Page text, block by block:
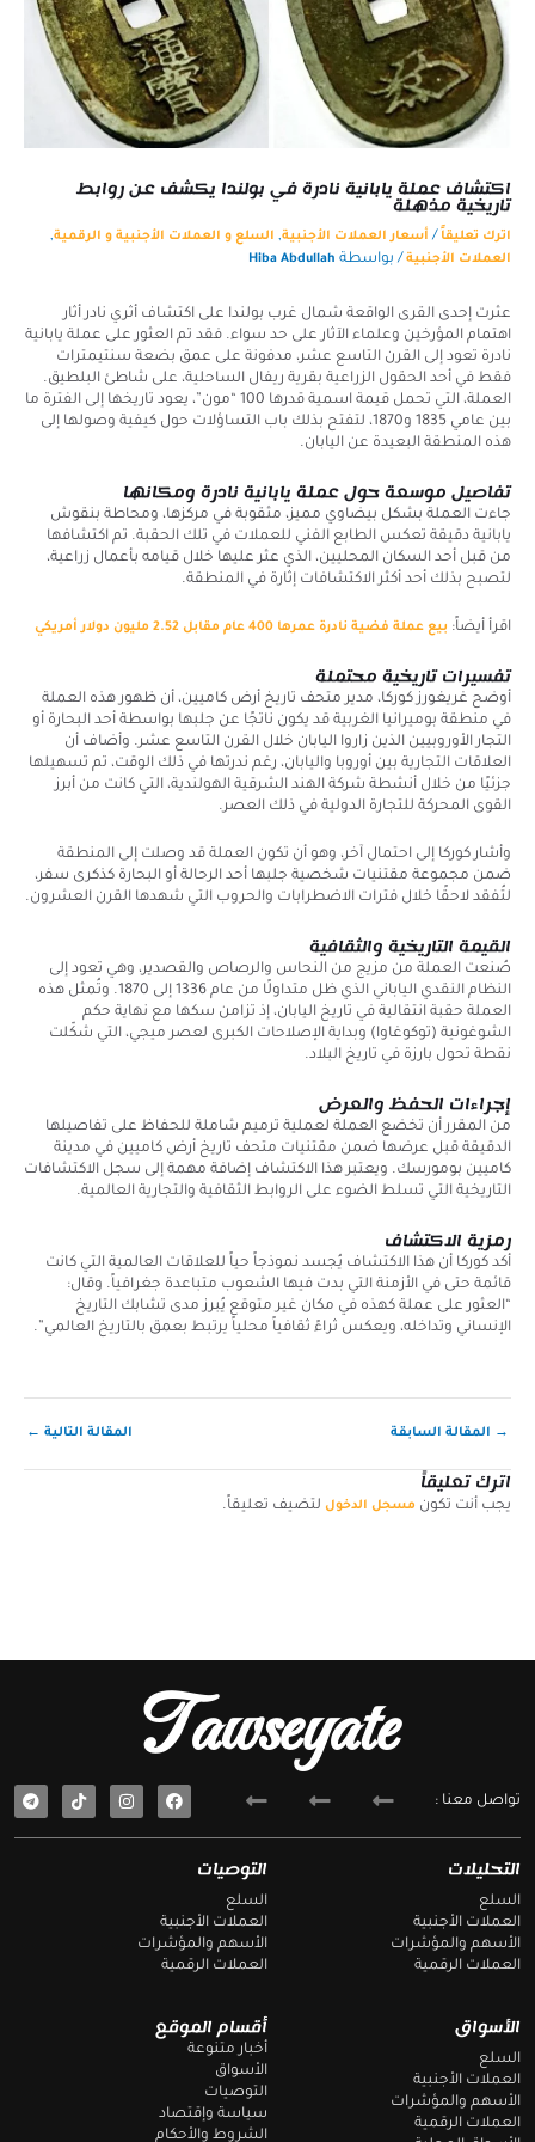
اكتشاف عملة يابانية نادرة في بولندا يكشف عن روابط
تاريخية مذهلة
اترك تعليقاً / أسعار العملات الأجنبية, السلع و العملات الأجنبية و الرقمية,
العملات الأجنبية / بواسطة Hiba Abdullah
عثرت إحدى القرى الواقعة شمال غرب بولندا على اكتشاف أثري نادر أثار
اهتمام المؤرخين وعلماء الآثار على حد سواء. فقد تم العثور على عملة يابانية
نادرة تعود إلى القرن التاسع عشر، مدفونة على عمق بضعة سنتيمترات
فقط في أحد الحقول الزراعية بقرية ريفال الساحلية، على شاطئ البلطيق.
العملة، التي تحمل قيمة اسمية قدرها 100 “مون”، يعود تاريخها إلى الفترة ما
بين عامي 1835 و1870، لتفتح بذلك باب التساؤلات حول كيفية وصولها إلى
هذه المنطقة البعيدة عن اليابان.
تفاصيل موسعة حول عملة يابانية نادرة ومكانها
جاءت العملة بشكل بيضاوي مميز، مثقوبة في مركزها، ومحاطة بنقوش
يابانية دقيقة تعكس الطابع الفني للعملات في تلك الحقبة. تم اكتشافها
من قبل أحد السكان المحليين، الذي عثر عليها خلال قيامه بأعمال زراعية،
لتصبح بذلك أحد أكثر الاكتشافات إثارة في المنطقة.
اقرأ أيضاً: بيع عملة فضية نادرة عمرها 400 عام مقابل 2.52 مليون دولار أمريكي
تفسيرات تاريخية محتملة
أوضح غريغورز كوركا، مدير متحف تاريخ أرض كاميين، أن ظهور هذه العملة
في منطقة بوميرانيا الغربية قد يكون ناتجًا عن جلبها بواسطة أحد البحارة أو
التجار الأوروبيين الذين زاروا اليابان خلال القرن التاسع عشر. وأضاف أن
العلاقات التجارية بين أوروبا واليابان، رغم ندرتها في ذلك الوقت، تم تسهيلها
جزئيًا من خلال أنشطة شركة الهند الشرقية الهولندية، التي كانت من أبرز
القوى المحركة للتجارة الدولية في ذلك العصر.
وأشار كوركا إلى احتمال آخر، وهو أن تكون العملة قد وصلت إلى المنطقة
ضمن مجموعة مقتنيات شخصية جلبها أحد الرحالة أو البحارة كذكرى سفر،
لتُفقد لاحقًا خلال فترات الاضطرابات والحروب التي شهدها القرن العشرون.
القيمة التاريخية والثقافية
صُنعت العملة من مزيج من النحاس والرصاص والقصدير، وهي تعود إلى
النظام النقدي الياباني الذي ظل متداولًا من عام 1336 إلى 1870. وتُمثل هذه
العملة حقبة انتقالية في تاريخ اليابان، إذ تزامن سكها مع نهاية حكم
الشوغونية (توكوغاوا) وبداية الإصلاحات الكبرى لعصر ميجي، التي شكّلت
نقطة تحول بارزة في تاريخ البلاد.
إجراءات الحفظ والعرض
من المقرر أن تخضع العملة لعملية ترميم شاملة للحفاظ على تفاصيلها
الدقيقة قبل عرضها ضمن مقتنيات متحف تاريخ أرض كاميين في مدينة
كاميين بومورسك. ويعتبر هذا الاكتشاف إضافة مهمة إلى سجل الاكتشافات
التاريخية التي تسلط الضوء على الروابط الثقافية والتجارية العالمية.
رمزية الاكتشاف
أكد كوركا أن هذا الاكتشاف يُجسد نموذجاً حياً للعلاقات العالمية التي كانت
قائمة حتى في الأزمنة التي بدت فيها الشعوب متباعدة جغرافياً. وقال:
“العثور على عملة كهذه في مكان غير متوقع يُبرز مدى تشابك التاريخ
الإنساني وتداخله، ويعكس ثراءً ثقافياً محلياً يرتبط بعمق بالتاريخ العالمي”.
→ المقالة السابقة المقالة التالية ←
اترك تعليقاً
يجب أنت تكون مسجل الدخول لتضيف تعليقاً.
أقسام الموقع
أخبار متنوعة
الأسواق
التوصيات
سياسة وإقتصاد
الشروط والأحكام
الأسواق
السلع
العملات الأجنبية
الأسهم والمؤشرات
العملات الرقمية
التوصيات
السلع
العملات الأجنبية
الأسهم والمؤشرات
العملات الرقمية
التحليلات
السلع
العملات الأجنبية
الأسهم والمؤشرات
العملات الرقمية
Tawseyate
تواصل معنا :
F
a
e
T
e
e